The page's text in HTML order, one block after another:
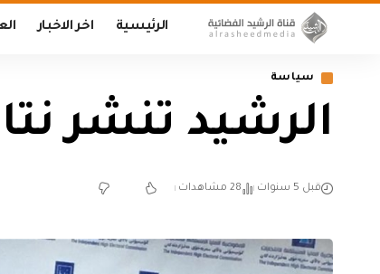
الرئيسية اخر الاخبار
سياسة
الرشيد تنشر
قبل 5 سنوات 28 مشاهدات